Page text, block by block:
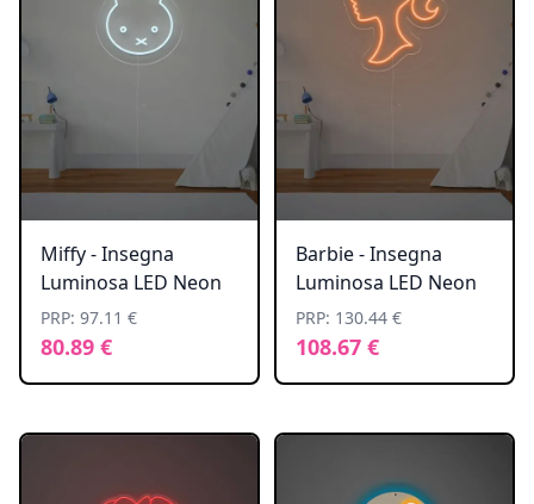
Miffy - Insegna
Luminosa LED Neon
PRP: 97.11 €
80.89 €
Barbie - Insegna
Luminosa LED Neon
PRP: 130.44 €
108.67 €